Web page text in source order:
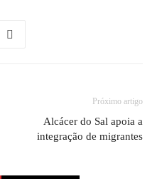
Próximo artigo
Alcácer do Sal apoia a
integração de migrantes